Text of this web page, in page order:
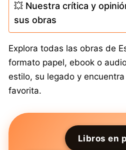
💥 Nuestra crítica y
sus obras
Explora todas las obras de
formato papel, ebook o
estilo, su legado y
favorita.
Libros en